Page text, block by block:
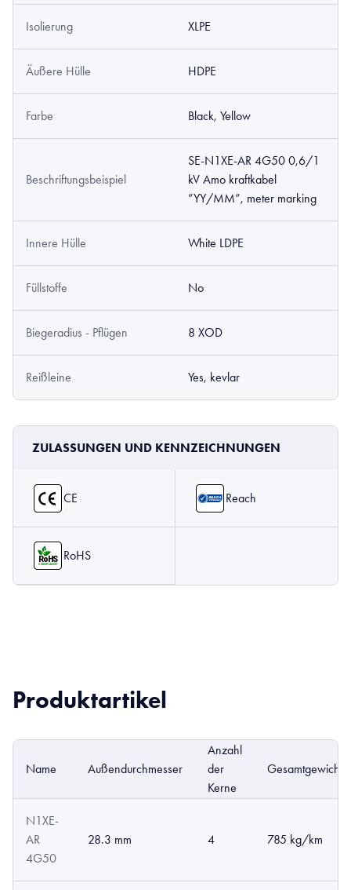
Isolierung XLPE
Äußere Hülle HDPE
Farbe Black, Yellow
Beschriftungsbeispiel
SE-N1XE-AR 4G50 0,6/1
kV Amo kraftkabel
”YY/MM”, meter marking
Innere Hülle White LDPE
Füllstoffe No
Biegeradius - Pflügen 8 XOD
Reißleine Yes, kevlar
ZULASSUNGEN UND KENNZEICHNUNGEN
CE Reach
RoHS
Produktartikel
Name Außendurchmesser
Anzahl
der
Kerne
Gesamtgewicht
N1XE-
AR
4G50
28.3 mm 4 785 kg/km